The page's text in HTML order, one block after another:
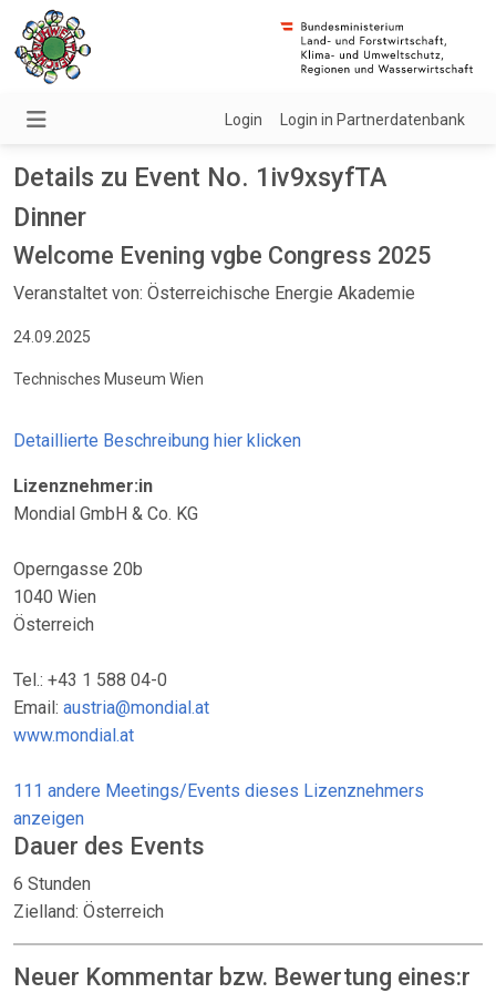
Login Login in Partnerdatenbank
Details zu Event No. 1iv9xsyfTA
Dinner
Welcome Evening vgbe Congress 2025
Veranstaltet von: Österreichische Energie Akademie
24.09.2025
Technisches Museum Wien
Detaillierte Beschreibung hier klicken
Lizenznehmer:in
Mondial GmbH & Co. KG
Operngasse 20b
1040 Wien
Österreich
Tel.: +43 1 588 04-0
Email: austria@mondial.at
www.mondial.at
111 andere Meetings/Events dieses Lizenznehmers
anzeigen
Dauer des Events
6 Stunden
Zielland: Österreich
Neuer Kommentar bzw. Bewertung eines:r